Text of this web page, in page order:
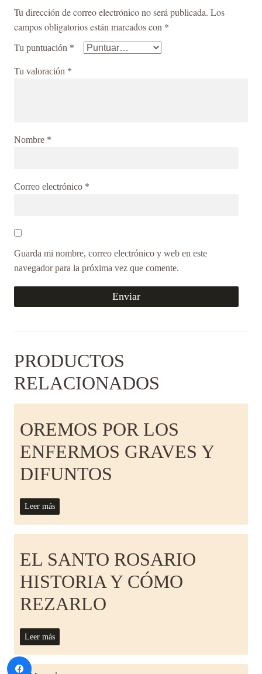
Tu dirección de correo electrónico no será publicada. Los
campos obligatorios están marcados con *
Tu puntuación *
Tu valoración *
Nombre *
Correo electrónico *
Guarda mi nombre, correo electrónico y web en este
navegador para la próxima vez que comente.
PRODUCTOS
RELACIONADOS
OREMOS POR LOS
ENFERMOS GRAVES Y
DIFUNTOS
Leer más
EL SANTO ROSARIO
HISTORIA Y CÓMO
REZARLO
Leer más